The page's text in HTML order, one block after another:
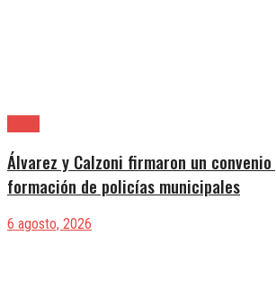
Álvarez y Calzoni firmaron un
formación de policías municipales
6 agosto, 2026